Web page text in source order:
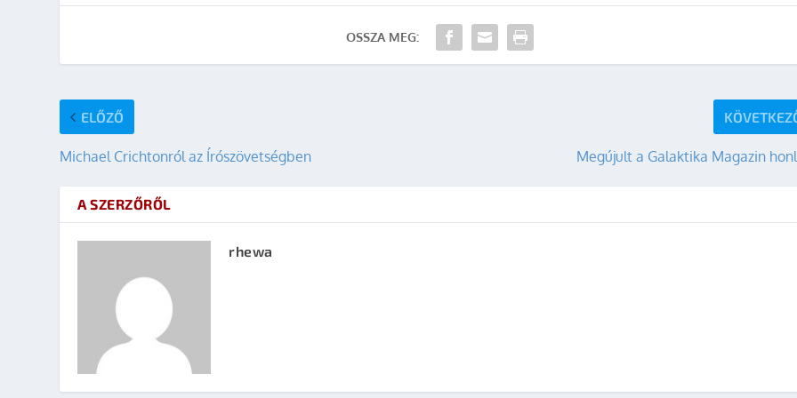
OSSZA MEG:
ELŐZŐ
Michael Crichtonról az Írószövetségben Megújult a Galaktika Magazin
A SZERZŐRŐL
rhewa